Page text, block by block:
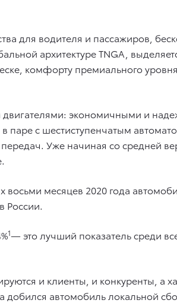
для водителя и пассажиров,
архитектуре TNGA,
комфорту премиального
двигателями: экономичными и
с шестиступенчатым
Уже начиная со средней
месяцев 2020 года
России.
1— это лучший показатель среди
и клиенты, и конкуренты, а
добился автомобиль локальной